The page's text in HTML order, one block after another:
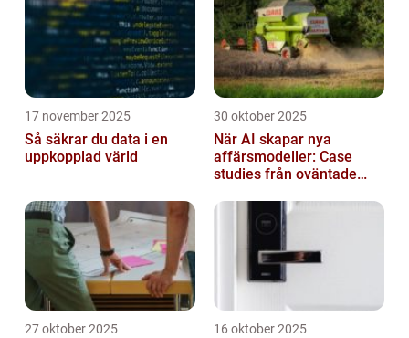
17 november 2025
Så säkrar du data i en
uppkopplad värld
30 oktober 2025
När AI skapar nya
affärsmodeller: Case
studies från oväntade
27 oktober 2025 16 oktober 2025